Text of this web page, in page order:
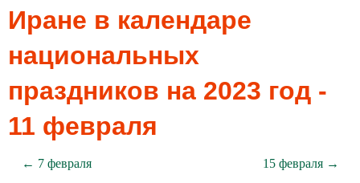
Иране в календаре
национальных
праздников на 2023 год -
11 февраля
← 7 февраля 15 февраля →